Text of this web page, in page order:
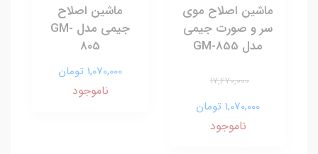
ماشین اصلاح موی
سر و صورت جیمی
مدل GM-855
17,670,000
1,070,000 تومان
ناموجود
ماشین اصلاح
جیمی مدل GM-
805
1,070,000 تومان
ناموجود